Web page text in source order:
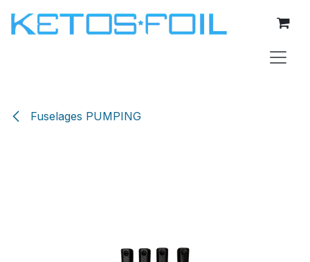
Fuselages PUMPING